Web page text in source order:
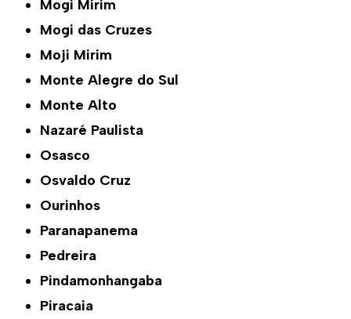
Mogi Mirim
Mogi das Cruzes
Moji Mirim
Monte Alegre do Sul
Monte Alto
Nazaré Paulista
Osasco
Osvaldo Cruz
Ourinhos
Paranapanema
Pedreira
Pindamonhangaba
Piracaia